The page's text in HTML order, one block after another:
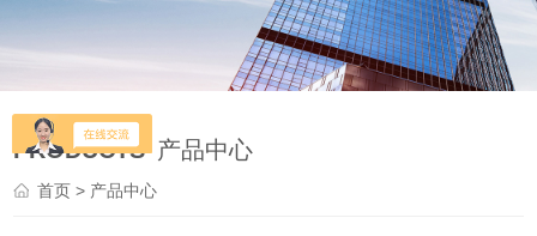
PRODUCTS 产品中心
首页> 产品中心